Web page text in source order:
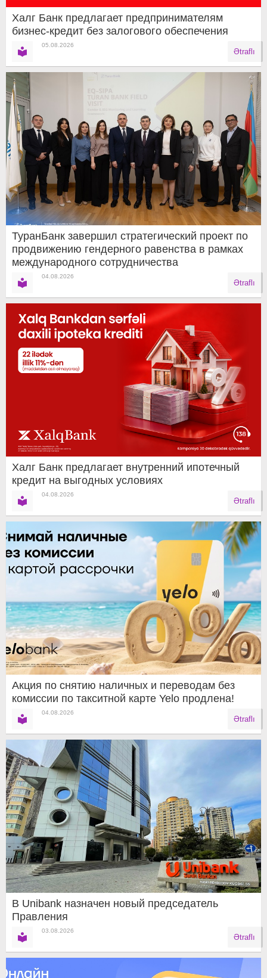
Халг Банк предлагает предпринимателям
бизнес-кредит без залогового обеспечения
05.08.2026
Ətraflı
ТуранБанк завершил стратегический проект по
продвижению гендерного равенства в рамках
международного сотрудничества
04.08.2026
Ətraflı
Халг Банк предлагает внутренний ипотечный
кредит на выгодных условиях
04.08.2026
Ətraflı
Акция по снятию наличных и переводам без
комиссии по такситной карте Yelo продлена!
04.08.2026
Ətraflı
В Unibank назначен новый председатель
Правления
03.08.2026
Ətraflı